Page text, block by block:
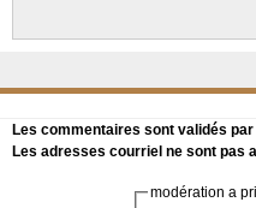
Les commentaires sont validés
Les adresses courriel ne sont pas
modération a